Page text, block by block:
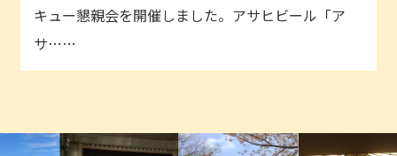
キュー懇親会を開催しました。アサヒビール「ア
サ……